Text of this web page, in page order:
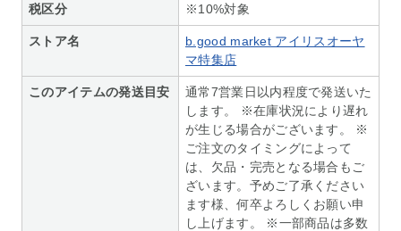
税区分 ※10%対象
ストア名
b.good market アイリスオーヤ
マ特集店
このアイテムの発送目安
通常7営業日以内程度で発送いた
します。 ※在庫状況により遅れ
が生じる場合がございます。 ※
ご注文のタイミングによって
は、欠品・完売となる場合もご
ざいます。予めご了承ください
ます様、何卒よろしくお願い申
し上げます。 ※一部商品は多数